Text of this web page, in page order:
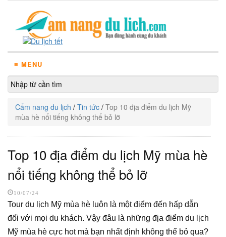
≡ MENU
Cẩm nang du lịch / Tin tức / Top 10 địa điểm du lịch Mỹ
mùa hè nổi tiếng không thể bỏ lỡ
Top 10 địa điểm du lịch Mỹ mùa hè
nổi tiếng không thể bỏ lỡ
10/07/24
Tour du lịch Mỹ mùa hè luôn là một điểm đến hấp dẫn
đối với mọi du khách. Vậy đâu là những địa điểm du lịch
Mỹ mùa hè cực hot mà bạn nhất định không thể bỏ qua?